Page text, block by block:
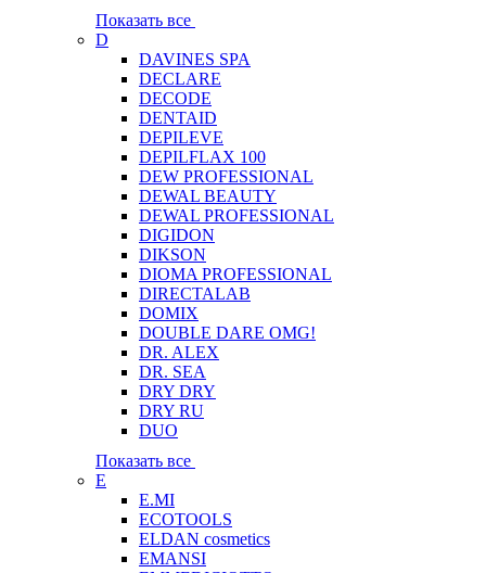
Показать все
D
DAVINES SPA
DECLARE
DECODE
DENTAID
DEPILEVE
DEPILFLAX 100
DEW PROFESSIONAL
DEWAL BEAUTY
DEWAL PROFESSIONAL
DIGIDON
DIKSON
DIOMA PROFESSIONAL
DIRECTALAB
DOMIX
DOUBLE DARE OMG!
DR. ALEX
DR. SEA
DRY DRY
DRY RU
DUO
Показать все
E
E.MI
ECOTOOLS
ELDAN cosmetics
EMANSI